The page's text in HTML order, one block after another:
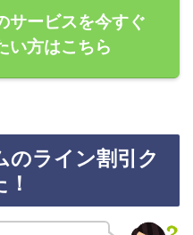
サービスを今すぐ
い方はこちら
のライン割引ク